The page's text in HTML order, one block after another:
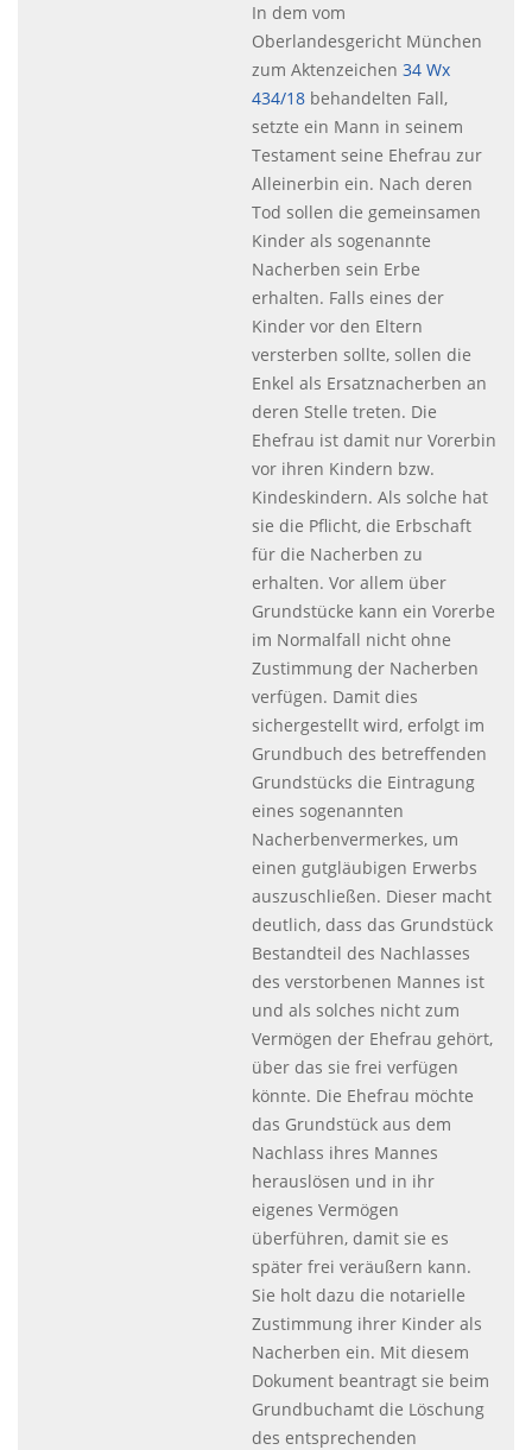
In dem vom
Oberlandesgericht München
zum Aktenzeichen 34 Wx
434/18behandelten Fall,
setzte ein Mann in seinem
Testament seine Ehefrau zur
Alleinerbin ein. Nach deren
Tod sollen die gemeinsamen
Kinder als sogenannte
Nacherben sein Erbe
erhalten. Falls eines der
Kinder vor den Eltern
versterben sollte, sollen die
Enkel als Ersatznacherben an
deren Stelle treten. Die
Ehefrau ist damit nur Vorerbin
vor ihren Kindern bzw.
Kindeskindern. Als solche hat
sie die Pflicht, die Erbschaft
für die Nacherben zu
erhalten. Vor allem über
Grundstücke kann ein Vorerbe
im Normalfall nicht ohne
Zustimmung der Nacherben
verfügen. Damit dies
sichergestellt wird, erfolgt im
Grundbuch des betreffenden
Grundstücks die Eintragung
eines sogenannten
Nacherbenvermerkes, um
einen gutgläubigen Erwerbs
auszuschließen. Dieser macht
deutlich, dass das Grundstück
Bestandteil des Nachlasses
des verstorbenen Mannes ist
und als solches nicht zum
Vermögen der Ehefrau gehört,
über das sie frei verfügen
könnte. Die Ehefrau möchte
das Grundstück aus dem
Nachlass ihres Mannes
herauslösen und in ihr
eigenes Vermögen
überführen, damit sie es
später frei veräußern kann.
Sie holt dazu die notarielle
Zustimmung ihrer Kinder als
Nacherben ein. Mit diesem
Dokument beantragt sie beim
Grundbuchamt die Löschung
des entsprechenden